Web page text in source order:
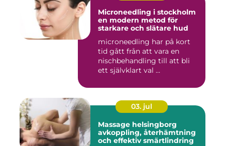
Microneedling i stockholm
en modern metod för
starkare och slätare hud
microneedling har på kort
tid gått från att vara en
nischbehandling till att bli
ett självklart val ...
03. jul
Massage helsingborg
avkoppling, återhämtning
och effektiv smärtlindring